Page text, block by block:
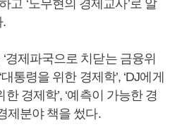
고 ‘노무현의 경제교사’로 알
.
경제파국으로 치닫는 금융위
통령을 위한 경제학’, ‘DJ에게
한 경제학’, ‘예측이 가능한 경
제분야 책을 썼다.